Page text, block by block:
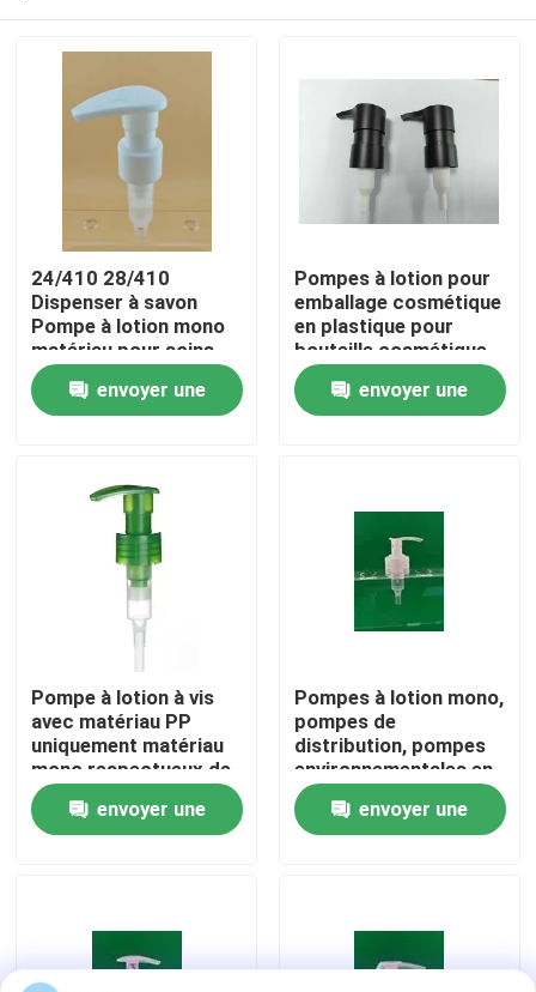
À la maison
À propos de nous
24/410 28/410
Dispenser à savon
Pompe à lotion mono
matériau pour soins
personnels
envoyer une
Pompes à lotion pour
emballage cosmétique
en plastique pour
bouteille cosmétique
envoyer une
Pompe à lotion à vis
avec matériau PP
uniquement matériau
mono respectueux de
l'environnement
envoyer une
Pompes à lotion mono,
pompes de
distribution, pompes
environnementales en
plastique tout en PP,
pompes à bouteilles à
ressort
envoyer une